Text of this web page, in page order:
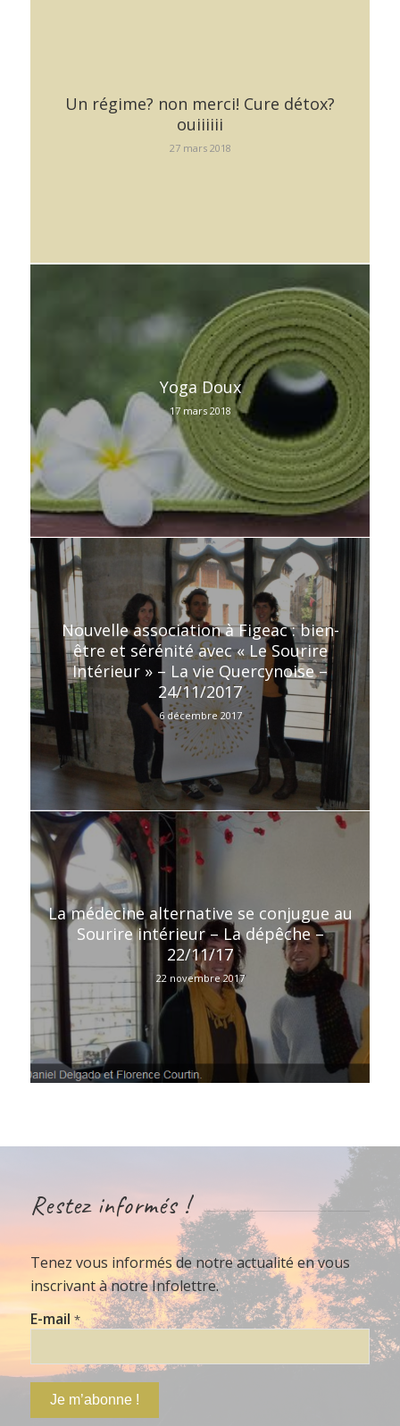
Un régime? non merci! Cure détox?
ouiiiiii
27 mars 2018
Yoga Doux
17 mars 2018
Nouvelle association à Figeac : bien-
être et sérénité avec « Le Sourire
Intérieur » – La vie Quercynoise –
24/11/2017
6 décembre 2017
La médecine alternative se conjugue au
Sourire intérieur – La dépêche –
22/11/17
22 novembre 2017
Restez informés !
Tenez vous informés de notre actualité en vous
inscrivant à notre Infolettre.
E-mail *